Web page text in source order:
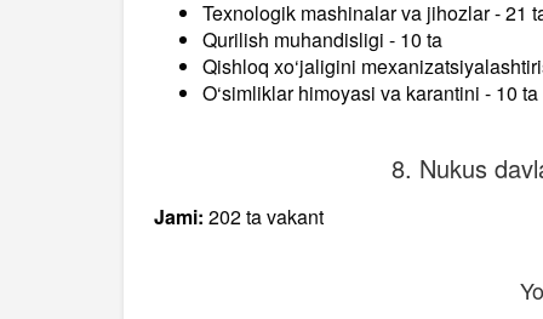
Texnologik mashinalar va jihozlar - 21
Qurilish muhandisligi - 10 ta
Qishloq xo‘jaligini
O‘simliklar himoyasi va karantini - 10 ta
8. Nukus
Jami: 202 ta vakant